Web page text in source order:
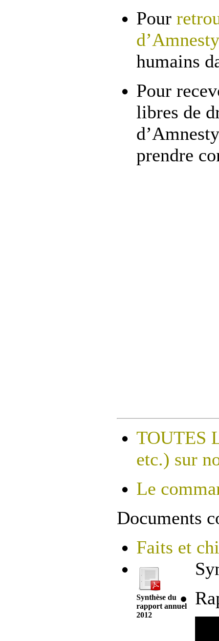
Pour
humains
Pour
libres de
prendre
TOUTES
etc.) sur
Le
Documents
Faits et
Synthèse du
rapport annuel
2012